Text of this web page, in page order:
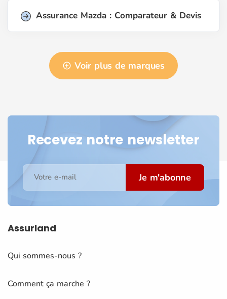
Assurance Mazda : Comparateur & Devis
Voir plus de marques
Recevez notre newsletter
Votre e-mail Je m'abonne
Assurland
Qui sommes-nous ?
Comment ça marche ?